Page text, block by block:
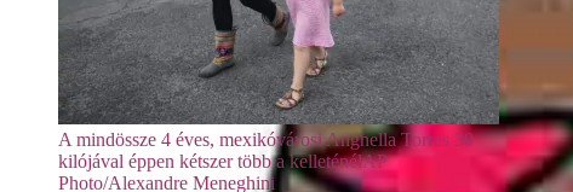
A mindössze 4 éves, mexikóvárosi Anghella Torres 30
kilójával éppen kétszer több a kelleténélAP
Photo/Alexandre Meneghini